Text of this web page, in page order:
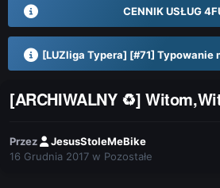
CENNIK USŁUG
[LUZliga Typera] [#71] Typowanie
[ARCHIWALNY ♻]
Przez
JesusStoleMeBike
16 Grudnia 2017 w Pozostałe